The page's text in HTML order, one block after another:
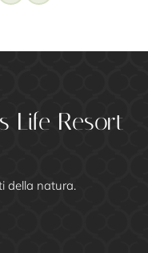
Life Resort
della natura.